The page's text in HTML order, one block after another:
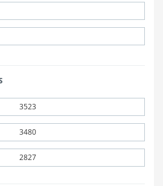
3523
3480
2827